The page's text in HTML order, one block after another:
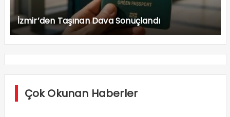
İzmir’den Taşınan Dava Sonuçlandı
Çok Okunan Haberler